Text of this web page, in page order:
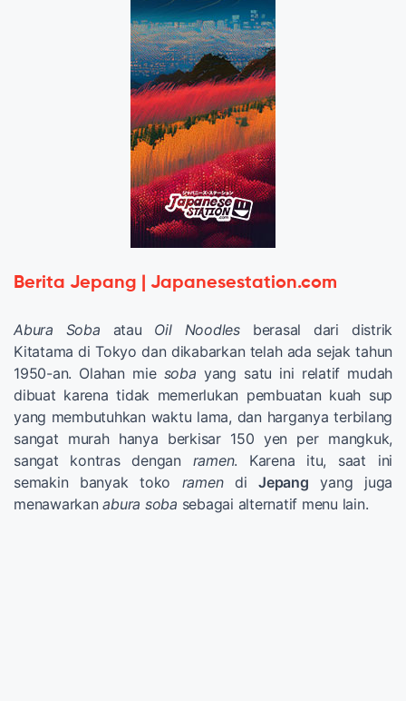
Berita Jepang | Japanesestation.com
Abura Soba atau Oil Noodlesberasal dari distrik
Kitatama di Tokyo dan dikabarkan telah ada sejak tahun
1950-an. Olahan mie soba yang satu ini relatif mudah
dibuat karena tidak memerlukan pembuatan kuah sup
yang membutuhkan waktu lama, dan harganya terbilang
sangat murah hanya berkisar 150 yen per mangkuk,
sangat kontras dengan ramen. Karena itu, saat ini
semakin banyak toko ramendiJepang yang juga
menawarkanabura soba sebagai alternatif menu lain.